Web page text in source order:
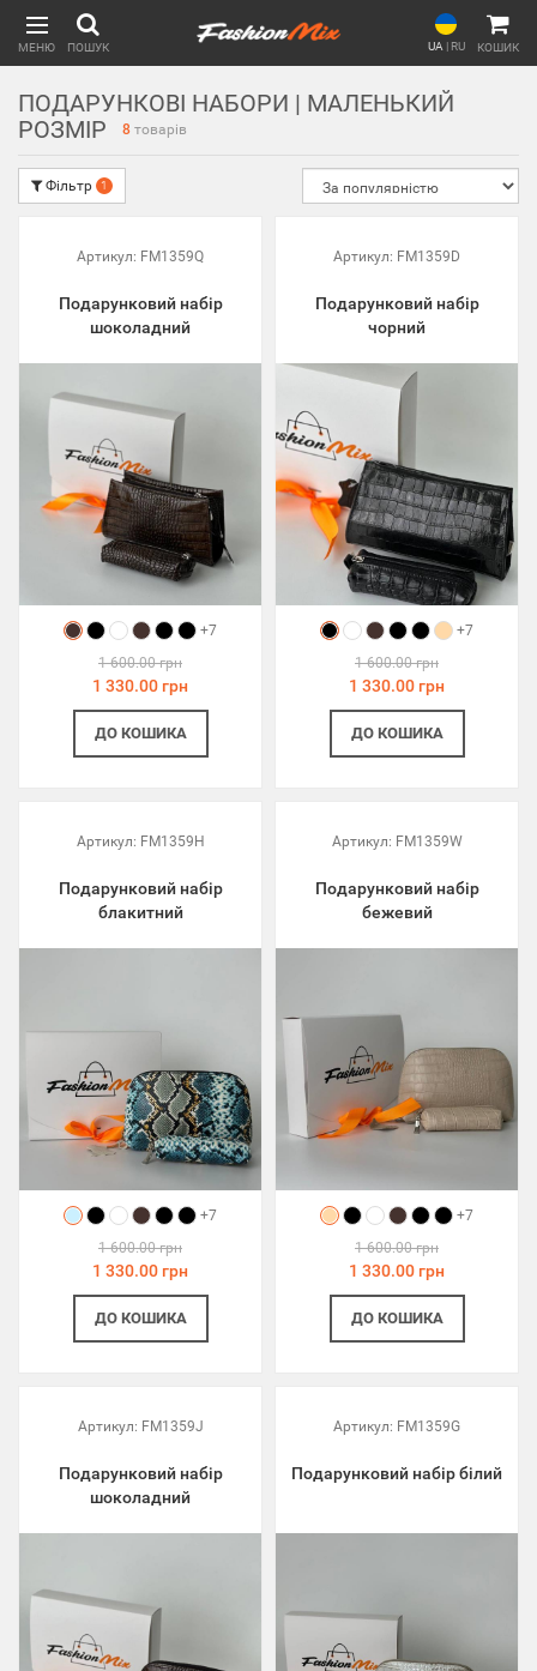
МЕНЮ ПОШУК UA | RU КОШИК
ПОДАРУНКОВІ НАБОРИ | МАЛЕНЬКИЙ
РОЗМІР
8 товарів
Фільтр 1
Артикул: FM1359Q
Подарунковий набір
шоколадний
+7
1 600.00 грн
1 330.00 грн
ДО КОШИКА
Артикул: FM1359D
Подарунковий набір
чорний
+7
1 600.00 грн
1 330.00 грн
ДО КОШИКА
Артикул: FM1359H
Подарунковий набір
блакитний
+7
1 600.00 грн
1 330.00 грн
ДО КОШИКА
Артикул: FM1359W
Подарунковий набір
бежевий
+7
1 600.00 грн
1 330.00 грн
ДО КОШИКА
Артикул: FM1359J
Подарунковий набір
шоколадний
Артикул: FM1359G
Подарунковий набір білий